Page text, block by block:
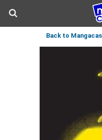
Back to